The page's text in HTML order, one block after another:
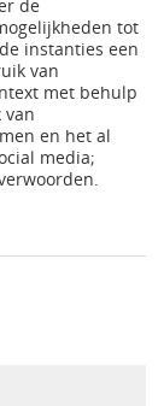
de
tot
instanties een
van
met behulp
van
en het al
media;